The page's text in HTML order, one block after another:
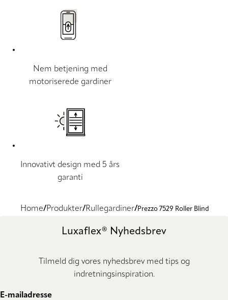
Nem betjening med
motoriserede gardiner
Innovativt design med 5 års
garanti
Home Produkter Rullegardiner Prezzo 7529 Roller Blind
Luxaflex® Nyhedsbrev
Tilmeld dig vores nyhedsbrev med tips og
indretningsinspiration.
E-mailadresse